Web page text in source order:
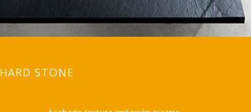
HARD STONE